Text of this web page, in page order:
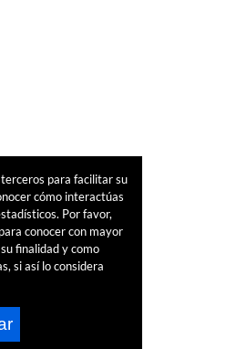
para facilitar su
cómo interactúas
Por favor,
conocer con mayor
finalidad y como
si así lo considera